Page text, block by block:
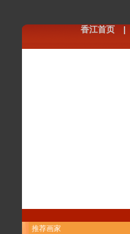
香江首页|
推荐画家